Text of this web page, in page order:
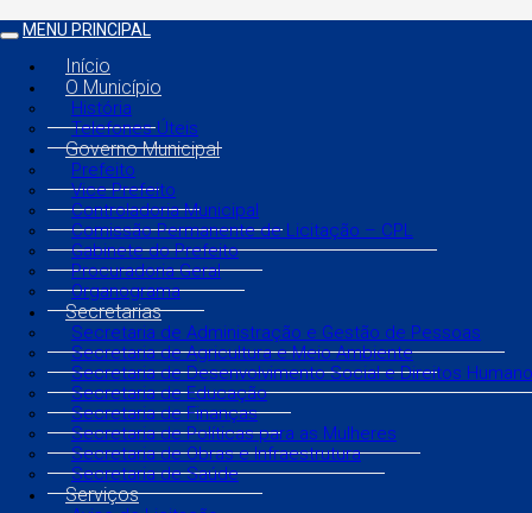
MENU PRINCIPAL
Início
O Município
História
Telefones Úteis
Governo Municipal
Prefeito
Vice Prefeito
Controladoria Municipal
Comissão Permanente de Licitação – CPL
Gabinete do Prefeito
Procuradoria Geral
Organograma
Secretarias
Secretaria de Administração e Gestão de Pessoas
Secretaria de Agricultura e Meio Ambiente
Secretaria de Desenvolvimento Social e Direitos
Secretaria de Educação
Secretaria de Finanças
Secretaria de Políticas para as Mulheres
Secretaria de Obras e Infraestrutura
Secretaria de Saúde
Serviços